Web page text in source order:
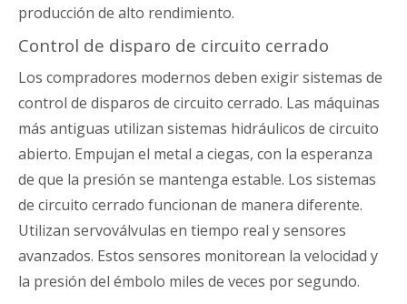
producción de alto rendimiento.
Control de disparo de circuito cerrado
Los compradores modernos deben exigir sistemas de
control de disparos de circuito cerrado. Las máquinas
más antiguas utilizan sistemas hidráulicos de circuito
abierto. Empujan el metal a ciegas, con la esperanza
de que la presión se mantenga estable. Los sistemas
de circuito cerrado funcionan de manera diferente.
Utilizan servoválvulas en tiempo real y sensores
avanzados. Estos sensores monitorean la velocidad y
la presión del émbolo miles de veces por segundo.